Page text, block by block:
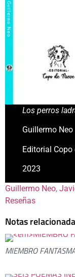
Los perros
Guillermo Neo
Editorial Copo
2023
Guillermo Neo,
Reseñas
Notas
MIEMBRO